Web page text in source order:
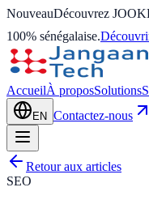
NouveauDécouvrez
100% sénégalaise.
AccueilÀ proposSolutions
EN Contactez-nous
Retour aux articles
SEO